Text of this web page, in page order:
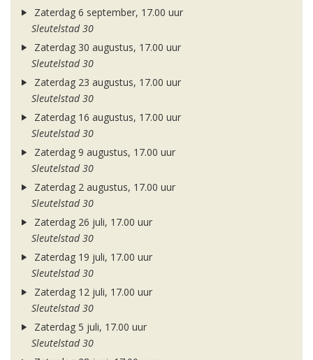
Zaterdag 6 september, 17.00 uur
Sleutelstad 30
Zaterdag 30 augustus, 17.00 uur
Sleutelstad 30
Zaterdag 23 augustus, 17.00 uur
Sleutelstad 30
Zaterdag 16 augustus, 17.00 uur
Sleutelstad 30
Zaterdag 9 augustus, 17.00 uur
Sleutelstad 30
Zaterdag 2 augustus, 17.00 uur
Sleutelstad 30
Zaterdag 26 juli, 17.00 uur
Sleutelstad 30
Zaterdag 19 juli, 17.00 uur
Sleutelstad 30
Zaterdag 12 juli, 17.00 uur
Sleutelstad 30
Zaterdag 5 juli, 17.00 uur
Sleutelstad 30